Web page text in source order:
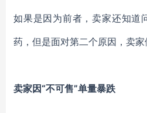
如果是因为前者，卖家还知道
药，但是面对第二个原因，卖家
卖家因“不可售”单量暴跌